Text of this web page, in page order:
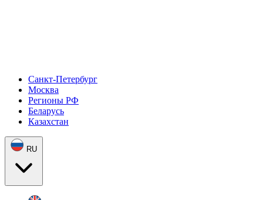
Санкт-Петербург
Москва
Регионы РФ
Беларусь
Казахстан
RU